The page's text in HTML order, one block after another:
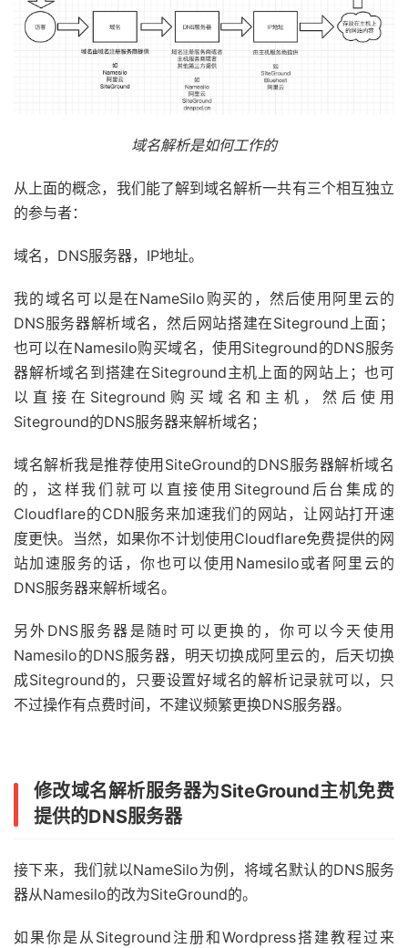
域名解析是如何工作的
从上面的概念，我们能了解到域名解析一共有三个相互独立
的参与者：
域名，DNS服务器，IP地址。
我的域名可以是在NameSilo购买的，然后使用阿里云的
DNS服务器解析域名，然后网站搭建在Siteground上面；
也可以在Namesilo购买域名，使用Siteground的DNS服务
器解析域名到搭建在Siteground主机上面的网站上；也可
以直接在Siteground购买域名和主机，然后使用
Siteground的DNS服务器来解析域名；
域名解析我是推荐使用SiteGround的DNS服务器解析域名
的，这样我们就可以直接使用Siteground后台集成的
Cloudflare的CDN服务来加速我们的网站，让网站打开速
度更快。当然，如果你不计划使用Cloudflare免费提供的网
站加速服务的话，你也可以使用Namesilo或者阿里云的
DNS服务器来解析域名。
另外DNS服务器是随时可以更换的，你可以今天使用
Namesilo的DNS服务器，明天切换成阿里云的，后天切换
成Siteground的，只要设置好域名的解析记录就可以，只
不过操作有点费时间，不建议频繁更换DNS服务器。
修改域名解析服务器为SiteGround主机免费
提供的DNS服务器
接下来，我们就以NameSilo为例，将域名默认的DNS服务
器从Namesilo的改为SiteGround的。
如果你是从Siteground注册和Wordpress搭建教程过来